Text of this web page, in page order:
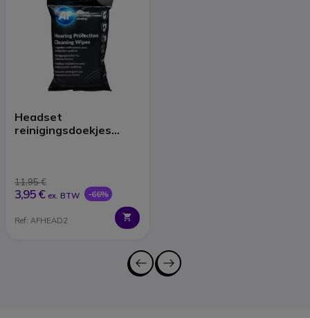
Headset
reinigingsdoekjes
11,95 €
3,95 € ex. BTW -66%
Ref: AFHEAD2